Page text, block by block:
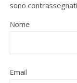
sono contrassegnati
Nome
Email